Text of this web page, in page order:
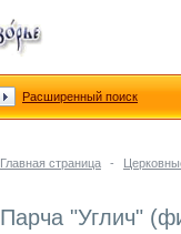
Главная страница -
Парча "Углич"
Расширенный поиск